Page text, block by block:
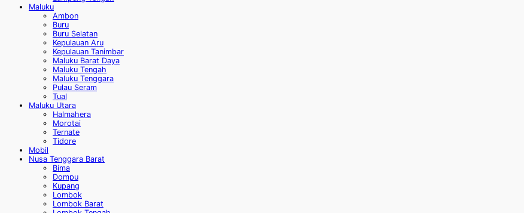
Maluku
Ambon
Buru
Buru Selatan
Kepulauan Aru
Kepulauan Tanimbar
Maluku Barat Daya
Maluku Tengah
Maluku Tenggara
Pulau Seram
Tual
Maluku Utara
Halmahera
Morotai
Ternate
Tidore
Mobil
Nusa Tenggara Barat
Bima
Dompu
Kupang
Lombok
Lombok Barat